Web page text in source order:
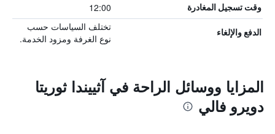
وقت تسجيل المغادرة 12:00
الدفع والإلغاء
تختلف السياسات حسب
نوع الغرفة ومزود الخدمة.
المزايا ووسائل الراحة في آثييندا ثوريتا
دويرو فالي